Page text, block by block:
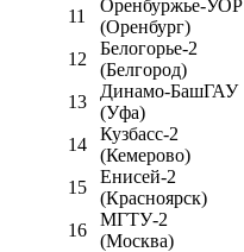
11
Оренбуржье-УОР
(Оренбург)
12
Белогорье-2
(Белгород)
13
Динамо-БашГАУ
(Уфа)
14
Кузбасс-2
(Кемерово)
15
Енисей-2
(Красноярск)
16
МГТУ-2
(Москва)